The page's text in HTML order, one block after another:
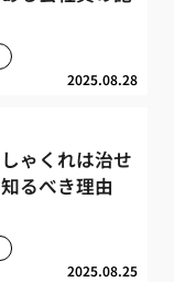
2025.08.28
ゃくれは治せ
るべき理由
2025.08.25